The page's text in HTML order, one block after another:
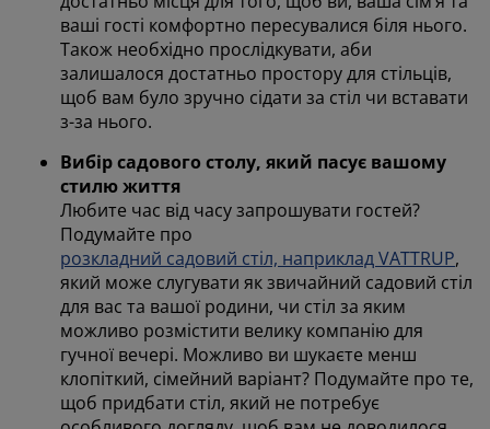
ваші гості комфортно пересувалися біля нього.
Також необхідно прослідкувати, аби
залишалося достатньо просторудля стільців,
щоб вам було зручно сідати за стіл чи вставати
з-за нього.
Вибір садового столу, який пасує вашому
стилю життя
Любите час від часу запрошувати гостей?
Подумайте про
розкладний садовий стіл, наприклад VATTRUP,
який може слугувати як звичайний садовий стіл
для вас та вашої родини, чи стіл за яким
можливо розмістити велику компанію для
гучної вечері. Можливо ви шукаєте менш
клопіткий, сімейний варіант? Подумайте про те,
щоб придбати стіл, який не потребує